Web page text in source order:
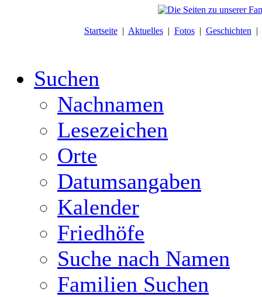
Startseite| Aktuelles| Fotos| Geschichten |
Suchen
Nachnamen
Lesezeichen
Orte
Datumsangaben
Kalender
Friedhöfe
Suche nach Namen
Familien Suchen